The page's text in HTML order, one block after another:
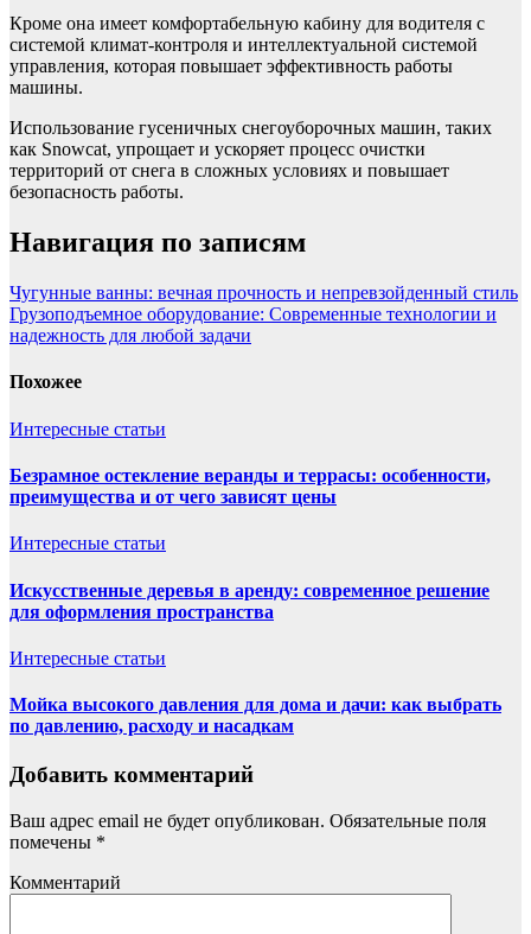
Кроме она имеет комфортабельную кабину для водителя с
системой климат-контроля и интеллектуальной системой
управления, которая повышает эффективность работы
машины.
Использование гусеничных снегоуборочных машин, таких
как Snowcat, упрощает и ускоряет процесс очистки
территорий от снега в сложных условиях и повышает
безопасность работы.
Навигация по записям
Чугунные ванны: вечная прочность и непревзойденный стиль
Грузоподъемное оборудование: Современные технологии и
надежность для любой задачи
Похожее
Интересные статьи
Безрамное остекление веранды и террасы: особенности,
преимущества и от чего зависят цены
Интересные статьи
Искусственные деревья в аренду: современное решение
для оформления пространства
Интересные статьи
Мойка высокого давления для дома и дачи: как выбрать
по давлению, расходу и насадкам
Добавить комментарий
Ваш адрес email не будет опубликован. Обязательные поля
помечены *
Комментарий